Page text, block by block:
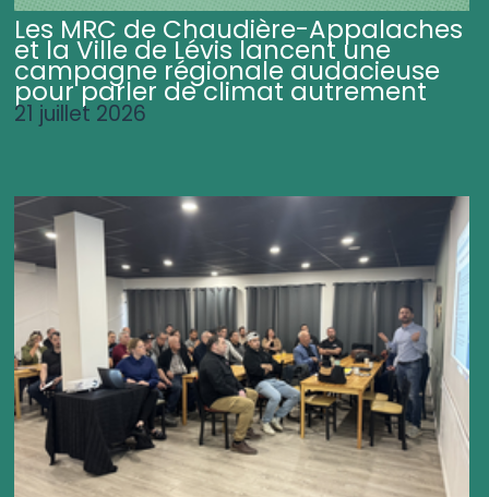
Les MRC de Chaudière-Appalaches
et la Ville de Lévis lancent une
campagne régionale audacieuse
pour parler de climat autrement
21 juillet 2026